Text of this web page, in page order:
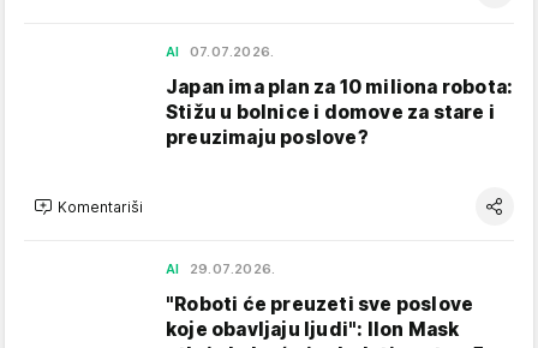
AI 07.07.2026.
Japan ima plan za 10 miliona robota:
Stižu u bolnice i domove za stare i
preuzimaju poslove?
Komentariši
AI 29.07.2026.
"Roboti će preuzeti sve poslove
koje obavljaju ljudi": Ilon Mask